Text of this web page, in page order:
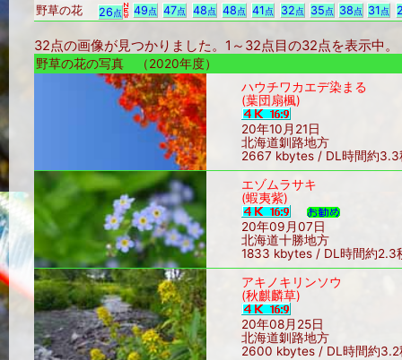
野草の花
26点 49点 47点 48点 48点 41点 32点 35点 38点 31点
32点の画像が見つかりました。1～32点目の32点を表示
野草の花の写真 （2020年度）
ハウチワカエデ染まる
(葉団扇楓)
20年10月21日
北海道釧路地方
2667 kbytes / DL時間約3.3
エゾムラサキ
(蝦夷紫)
20年09月07日
北海道十勝地方
1833 kbytes / DL時間約2.3
アキノキリンソウ
(秋麒麟草)
20年08月25日
北海道釧路地方
2600 kbytes / DL時間約3.2